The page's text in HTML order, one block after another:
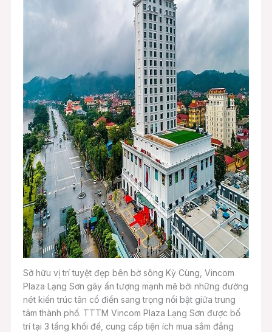
Sở hữu vị trí tuyệt đẹp bên bờ sông Kỳ Cùng, Vincom
Plaza Lạng Sơn gây ấn tượng mạnh mẽ bởi những đường
nét kiến trúc tân cổ điển sang trọng nổi bật giữa trung
tâm thành phố. TTTM Vincom Plaza Lạng Sơn được bố
trí tại 3 tầng khối đế, cung cấp tiện ích mua sắm đẳng